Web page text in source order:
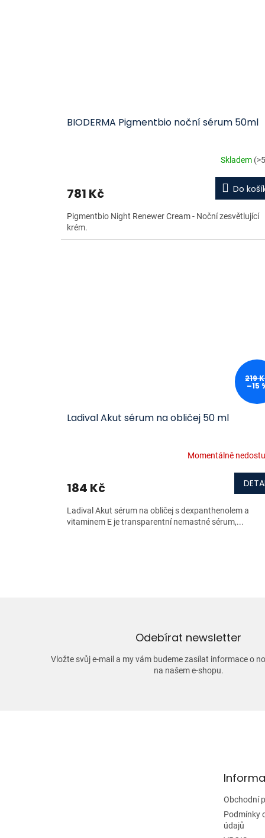
BIODERMA Pigmentbio noční sérum 50ml
Skladem
781 Kč Do
Pigmentbio Night Renewer Cream - Noční zesvětlující
krém.
219
–15
Ladival Akut sérum na obličej 50 ml
Momentálně
184 Kč
Ladival Akut sérum na obličej s dexpanthenolem a
vitaminem E je transparentní nemastné sérum,...
Odebírat newsletter
Vložte svůj e-mail a my vám budeme zasílat informace o
na našem e-shopu.
Obchodní
Podmínky
údajů